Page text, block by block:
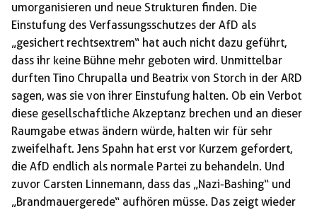
umorganisieren und neue Strukturen finden. Die
Einstufung des Verfassungsschutzes der AfD als
„gesichert rechtsextrem“ hat auch nicht dazu geführt,
dass ihr keine Bühne mehr geboten wird. Unmittelbar
durften Tino Chrupalla und Beatrix von Storch in der ARD
sagen, was sie von ihrer Einstufung halten. Ob ein Verbot
diese gesellschaftliche Akzeptanz brechen und an dieser
Raumgabe etwas ändern würde, halten wir für sehr
zweifelhaft. Jens Spahn hat erst vor Kurzem gefordert,
die AfD endlich als normale Partei zu behandeln. Und
zuvor Carsten Linnemann, dass das „Nazi-Bashing“ und
„Brandmauergerede“ aufhören müsse. Das zeigt wieder